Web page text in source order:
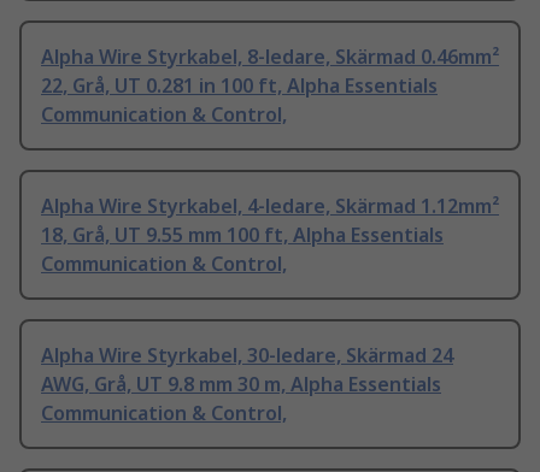
Alpha Wire Styrkabel, 8-ledare, Skärmad 0.46mm²
22, Grå, UT 0.281 in 100 ft, Alpha Essentials
Communication & Control,
Alpha Wire Styrkabel, 4-ledare, Skärmad 1.12mm²
18, Grå, UT 9.55 mm 100 ft, Alpha Essentials
Communication & Control,
Alpha Wire Styrkabel, 30-ledare, Skärmad 24
AWG, Grå, UT 9.8 mm 30 m, Alpha Essentials
Communication & Control,